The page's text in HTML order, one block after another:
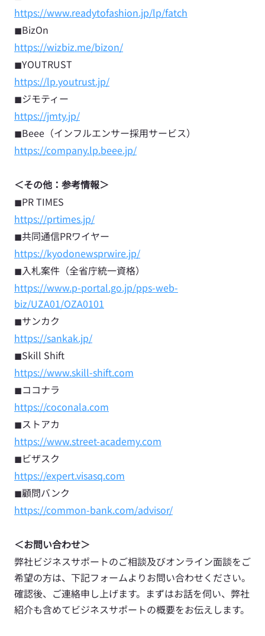
https://www.readytofashion.jp/lp/fatch
◼︎BizOn
https://wizbiz.me/bizon/
◼︎YOUTRUST
https://lp.youtrust.jp/
◼︎ジモティー
https://jmty.jp/
◼︎Beee（インフルエンサー採用サービス）
https://company.lp.beee.jp/
＜その他：参考情報＞
◼︎PR TIMES
https://prtimes.jp/
◼︎共同通信PRワイヤー
https://kyodonewsprwire.jp/
◼︎入札案件（全省庁統一資格）
https://www.p-portal.go.jp/pps-web-
biz/UZA01/OZA0101
◼︎サンカク
https://sankak.jp/
◼︎Skill Shift
https://www.skill-shift.com
◼︎ココナラ
https://coconala.com
◼︎ストアカ
https://www.street-academy.com
◼︎ビザスク
https://expert.visasq.com
◼︎顧問バンク
https://common-bank.com/advisor/
＜お問い合わせ＞
弊社ビジネスサポートのご相談及びオンライン面談をご
希望の方は、下記フォームよりお問い合わせください。
確認後、ご連絡申し上げます。まずはお話を伺い、弊社
紹介も含めてビジネスサポートの概要をお伝えします。